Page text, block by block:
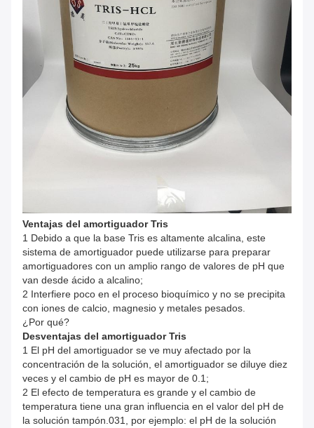
Ventajas del amortiguador Tris
1 Debido a que la base Tris es altamente alcalina, este
sistema de amortiguador puede utilizarse para preparar
amortiguadores con un amplio rango de valores de pH que
van desde ácido a alcalino;
2 Interfiere poco en el proceso bioquímico y no se precipita
con iones de calcio, magnesio y metales pesados.
¿Por qué?
Desventajas del amortiguador Tris
1 El pH del amortiguador se ve muy afectado por la
concentración de la solución, el amortiguador se diluye diez
veces y el cambio de pH es mayor de 0.1;
2 El efecto de temperatura es grande y el cambio de
temperatura tiene una gran influencia en el valor del pH de
la solución tampón.031, por ejemplo: el pH de la solución